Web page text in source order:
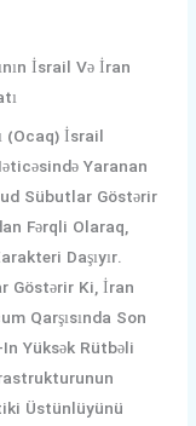
İsrail Və İran
(Ocaq) İsrail
Yaranan
Sübutlar Göstərir
Fərqli Olaraq,
Daşıyır.
Göstərir Ki, İran
Qarşısında Son
Yüksək Rütbəli
Üstünlüyünü